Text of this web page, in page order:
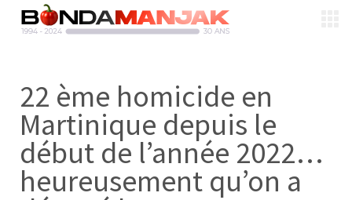
22 ème homicide en
Martinique depuis le
début de l’année 2022…
heureusement qu’on a